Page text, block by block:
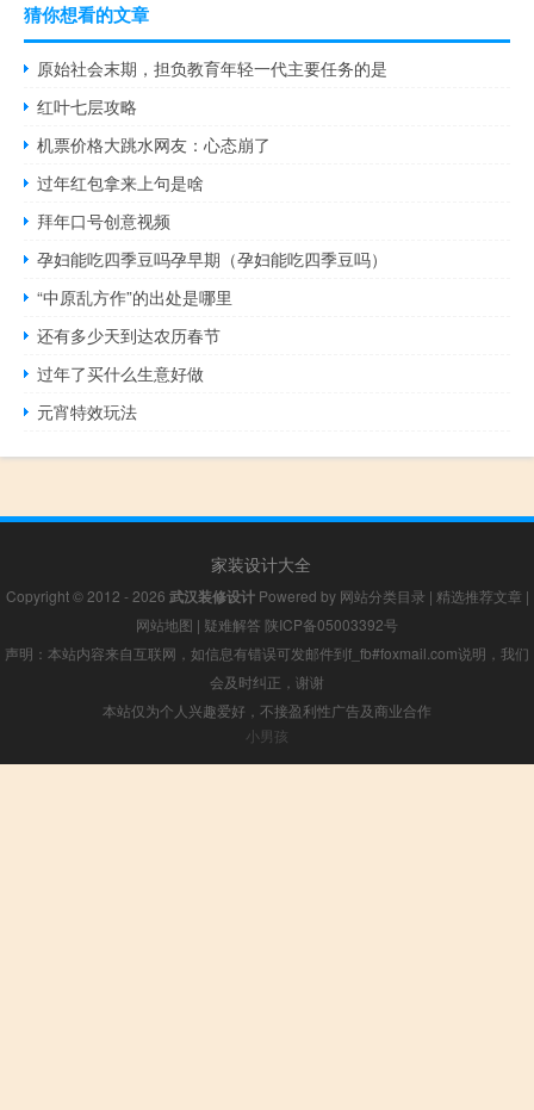
猜你想看的文章
原始社会末期，担负教育年轻一代主要任务的是
红叶七层攻略
机票价格大跳水网友：心态崩了
过年红包拿来上句是啥
拜年口号创意视频
孕妇能吃四季豆吗孕早期（孕妇能吃四季豆吗）
“中原乱方作”的出处是哪里
还有多少天到达农历春节
过年了买什么生意好做
元宵特效玩法
家装设计大全
Copyright © 2012 - 2026 武汉装修设计Powered by 网站分类目录 | 精选推荐文章 |
网站地图 | 疑难解答 陕ICP备05003392号
声明：本站内容来自互联网，如信息有错误可发邮件到f_fb#foxmail.com说明，我们
会及时纠正，谢谢
本站仅为个人兴趣爱好，不接盈利性广告及商业合作
小男孩